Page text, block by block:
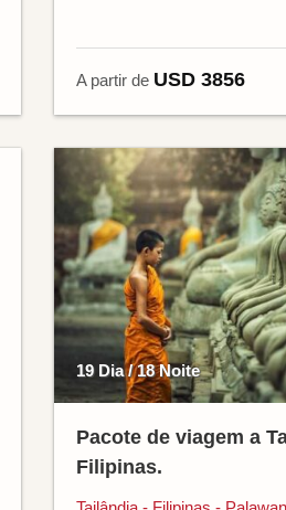
A partir de USD 3856
19 Dia / 18 Noite
Pacote de viagem a
Filipinas.